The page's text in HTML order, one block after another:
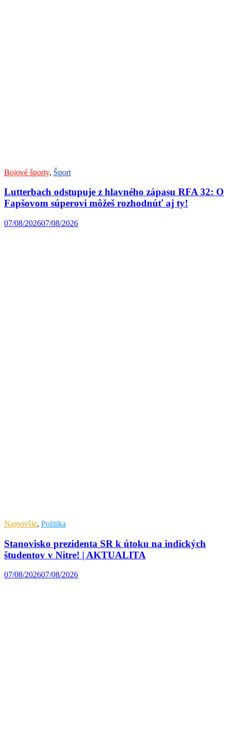
Bojové športy, Šport
Lutterbach odstupuje z hlavného zápasu RFA 32: O
Fapšovom súperovi môžeš rozhodnúť aj ty!
07/08/202607/08/2026
Najnovšie, Politika
Stanovisko prezidenta SR k útoku na indických
študentov v Nitre! | AKTUALITA
07/08/202607/08/2026